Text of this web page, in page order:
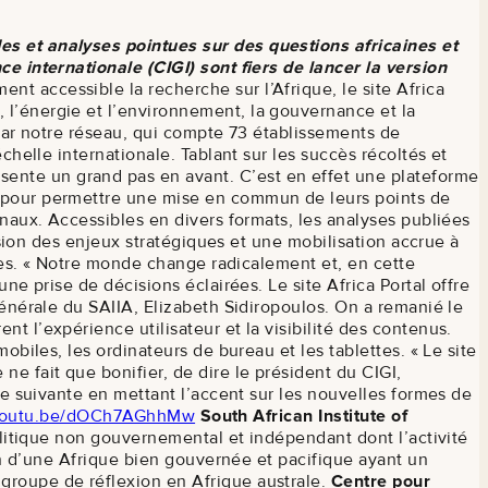
et analyses pointues sur des questions africaines et
internationale (CIGI) sont fiers de lancer la version
accessible la recherche sur l’Afrique, le site Africa
et l’environnement, la gouvernance et la
notre réseau, qui compte 73 établissements de
internationale. Tablant sur les succès récoltés et
un grand pas en avant. C’est en effet une plateforme
permettre une mise en commun de leurs points de
Accessibles en divers formats, les analyses publiées
des enjeux stratégiques et une mobilisation accrue à
« Notre monde change radicalement et, en cette
prise de décisions éclairées. Le site Africa Portal offre
du SAIIA, Elizabeth Sidiropoulos. On a remanié le
l’expérience utilisateur et la visibilité des contenus.
les ordinateurs de bureau et les tablettes. « Le site
fait que bonifier, de dire le président du CIGI,
en mettant l’accent sur les nouvelles formes de
dOCh7AGhhMw South African Institute of
non gouvernemental et indépendant dont l’activité
Afrique bien gouvernée et pacifique ayant un
de réflexion en Afrique australe. Centre pour